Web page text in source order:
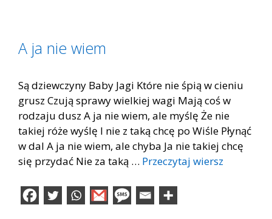
A ja nie wiem
Są dziewczyny Baby Jagi Które nie śpią w cieniu
grusz Czują sprawy wielkiej wagi Mają coś w
rodzaju dusz A ja nie wiem, ale myślę Że nie
takiej róże wyślę I nie z taką chcę po Wiśle Płynąć
w dal A ja nie wiem, ale chyba Ja nie takiej chcę
się przydać Nie za taką … Przeczytaj wiersz